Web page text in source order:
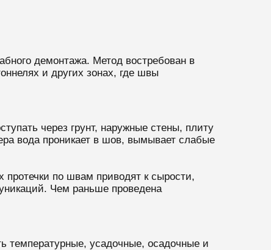
демонтажа. Метод востребован в
и других зонах, где швы
через грунт, наружные стены, плиту
вода проникает в шов, вымывает слабые
протечки по швам приводят к сырости,
Чем раньше проведена
температурные, усадочные, осадочные и